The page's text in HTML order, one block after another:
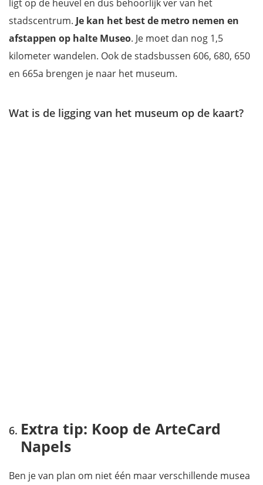
ligt op de heuvel en dus behoorlijk ver van het
stadscentrum. Je kan het best de metro nemen en
afstappen op halte Museo. Je moet dan nog 1,5
kilometer wandelen. Ook de stadsbussen 606, 680, 650
en 665a brengen je naar het museum.
Wat is de ligging van het museum op de kaart?
Extra tip: Koop de ArteCard
Napels
Ben je van plan om niet één maar verschillende musea